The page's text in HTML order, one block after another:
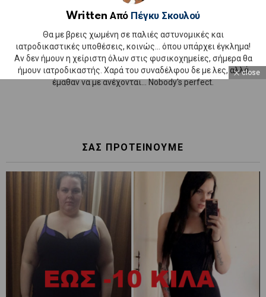
Written Από Πέγκυ Σκουλού
Θα με βρεις χωμένη σε παλιές αστυνομικές και
ιατροδικαστικές υποθέσεις, κοινώς... όπου υπάρχει έγκλημα!
Αν δεν ήμουν η χείριστη όλων στις φυσικοχημείες, σήμερα θα
ήμουν ιατροδικαστής. Χαρά του συναδέλφου δε με λες, αλλά
έμαθαν να με ανέχονται... Nobody's perfect.
ΣΑΣ ΠΡΟΤΕΙΝΟΥΜΕ
close